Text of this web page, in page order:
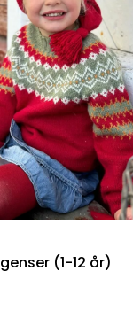
(1-12 år)